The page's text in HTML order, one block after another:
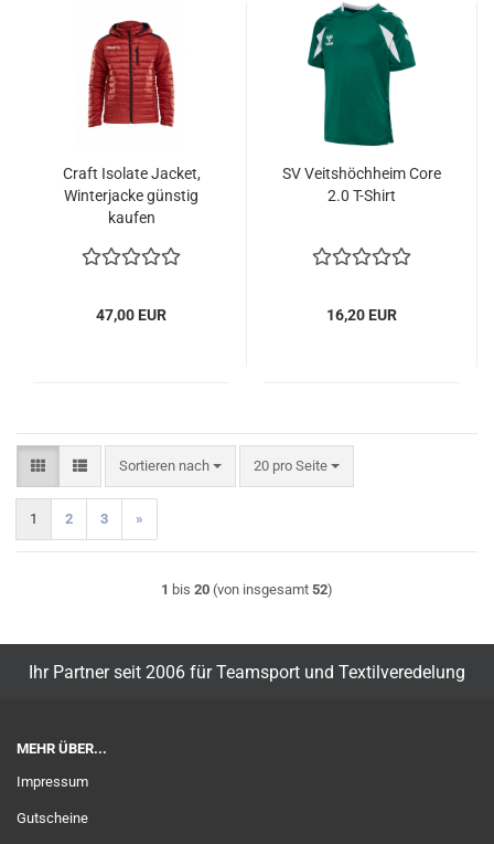
Craft Isolate Jacket,
Winterjacke günstig
kaufen
47,00 EUR
SV Veitshöchheim Core
2.0 T-Shirt
16,20 EUR
Sortieren nach
Sortieren nach 20 pro Seite
pro Seite
1 2 3 »
1 bis 20 (von insgesamt 52)
Ihr Partner seit 2006 für Teamsport und Textilveredelung
MEHR ÜBER...
Impressum
Gutscheine